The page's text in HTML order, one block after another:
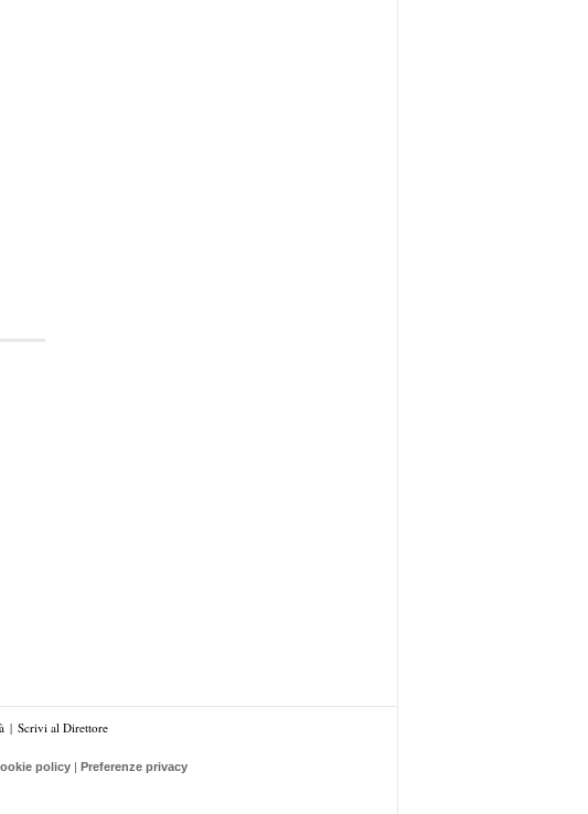
| Scrivi al Direttore
policy| Preferenze privacy